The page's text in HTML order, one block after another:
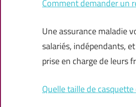
Comment demander un
Une assurance maladie
salariés, indépendants,
prise en charge de leurs
Quelle taille de